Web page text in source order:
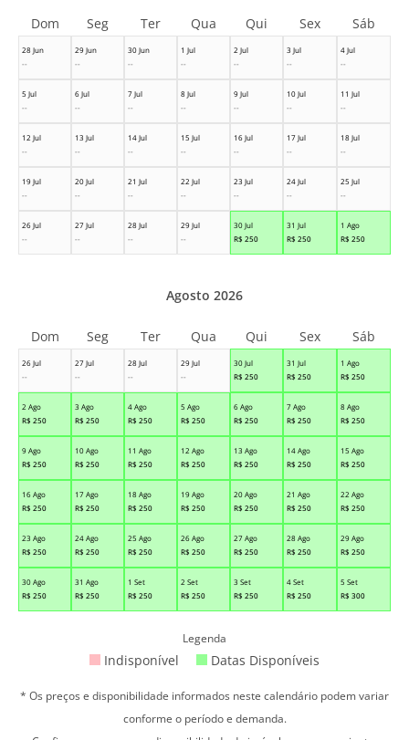
28 Jun
--
29 Jun
--
30 Jun
--
1 Jul
--
2 Jul
--
3 Jul
--
4 Jul
--
5 Jul
--
6 Jul
--
7 Jul
--
8 Jul
--
9 Jul
--
10 Jul
--
11 Jul
--
12 Jul
--
13 Jul
--
14 Jul
--
15 Jul
--
16 Jul
--
17 Jul
--
18 Jul
--
19 Jul
--
20 Jul
--
21 Jul
--
22 Jul
--
23 Jul
--
24 Jul
--
25 Jul
--
26 Jul
--
27 Jul
--
28 Jul
--
29 Jul
--
30 Jul
R$ 250
31 Jul
R$ 250
1 Ago
R$ 250
Dom Seg Ter Qua Qui Sex Sáb
26 Jul
--
27 Jul
--
28 Jul
--
29 Jul
--
30 Jul
R$ 250
31 Jul
R$ 250
1 Ago
R$ 250
2 Ago
R$ 250
3 Ago
R$ 250
4 Ago
R$ 250
5 Ago
R$ 250
6 Ago
R$ 250
7 Ago
R$ 250
8 Ago
R$ 250
9 Ago
R$ 250
10 Ago
R$ 250
11 Ago
R$ 250
12 Ago
R$ 250
13 Ago
R$ 250
14 Ago
R$ 250
15 Ago
R$ 250
16 Ago
R$ 250
17 Ago
R$ 250
18 Ago
R$ 250
19 Ago
R$ 250
20 Ago
R$ 250
21 Ago
R$ 250
22 Ago
R$ 250
23 Ago
R$ 250
24 Ago
R$ 250
25 Ago
R$ 250
26 Ago
R$ 250
27 Ago
R$ 250
28 Ago
R$ 250
29 Ago
R$ 250
30 Ago
R$ 250
31 Ago
R$ 250
1 Set
R$ 250
2 Set
R$ 250
3 Set
R$ 250
4 Set
R$ 250
5 Set
R$ 300
Agosto 2026
Dom Seg Ter Qua Qui Sex Sáb
Legenda
Indisponível Datas Disponíveis
* Os preços e disponibilidade informados neste calendário podem variar
conforme o período e demanda.